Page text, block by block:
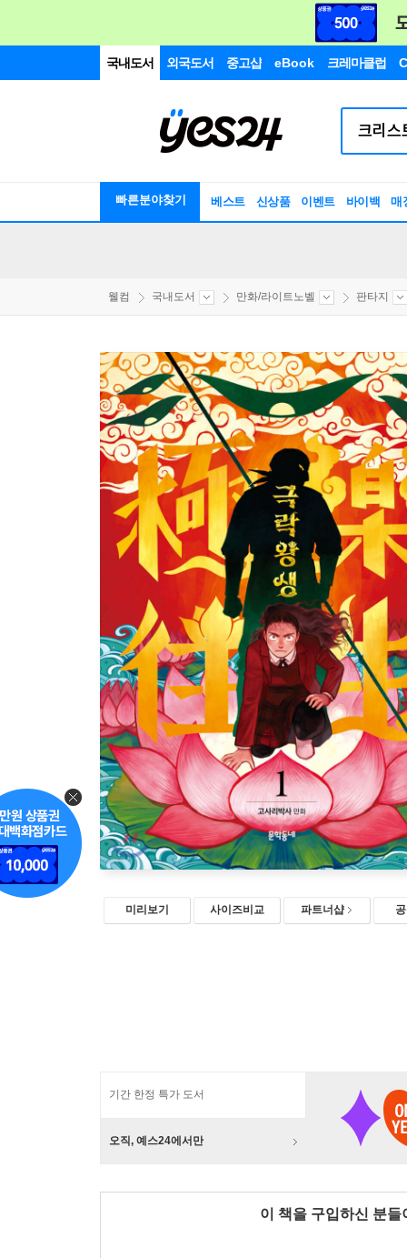
국내도서 외국도서 중고샵 eBook 크레마클럽
빠른분야찾기 베스트 신상품 이벤트 바이백 매
웰컴 국내도서 만화/라이트노벨 판타지
미리보기 사이즈비교 파트너샵
기간 한정 특가 도서
오직, 예스24에서만
이 책을 구입하신 분